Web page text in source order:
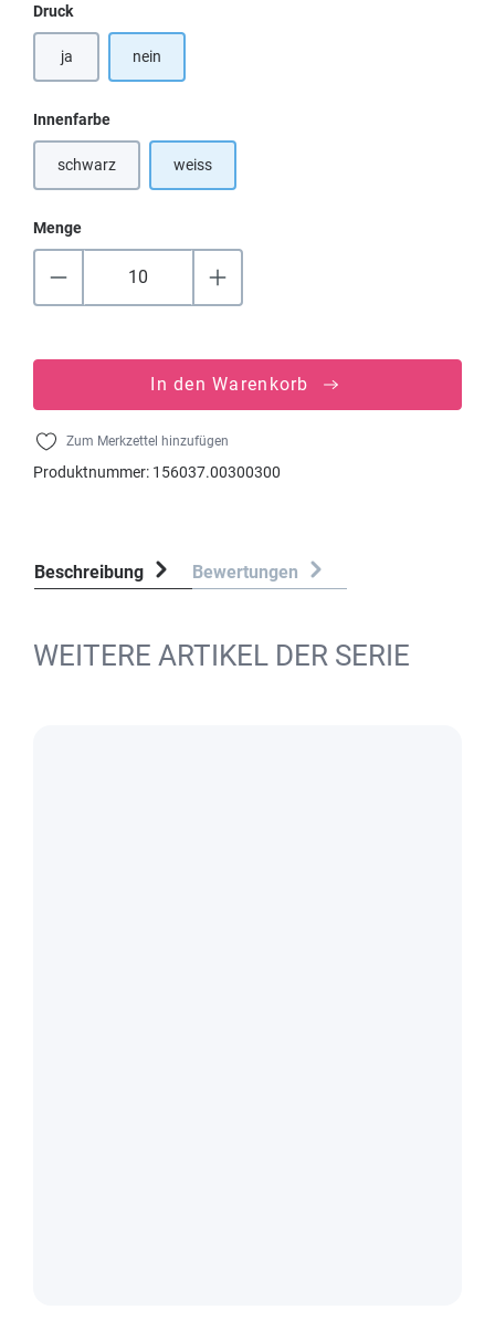
Druckauswählen
ja nein
Innenfarbeauswählen
schwarz(Diese Option ist zurzeit nicht verfügbar.)
weiss
Menge
In den Warenkorb
Zum Merkzettel hinzufügen
Produktnummer: 156037.00300300
Beschreibung Bewertungen
WEITERE ARTIKEL DER SERIE